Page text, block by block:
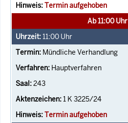
Termin aufgehoben
Ab 11:00 Uhr
11:00 Uhr
Mündliche Verhandlung
Hauptverfahren
243
1 K 3225/24
Termin aufgehoben